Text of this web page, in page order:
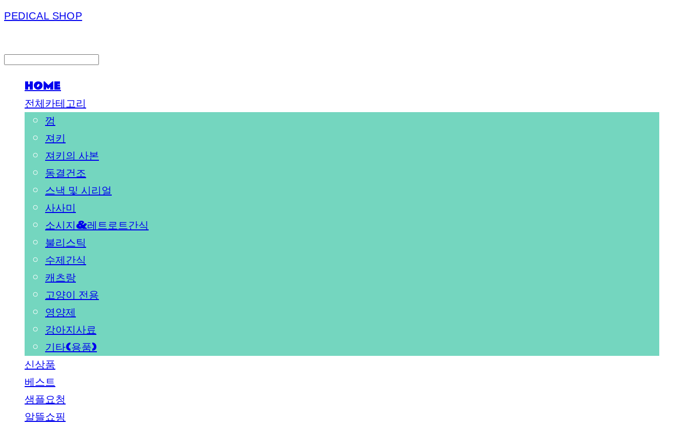
PEDICAL SHOP
HOME
전체카테고리
껌
져키
져키의 사본
동결건조
스낵 및 시리얼
사사미
소시지&레트로트간식
불리스틱
수제간식
캐츠랑
고양이 전용
영양제
강아지사료
기타(용품)
신상품
베스트
샘플요청
알뜰쇼핑